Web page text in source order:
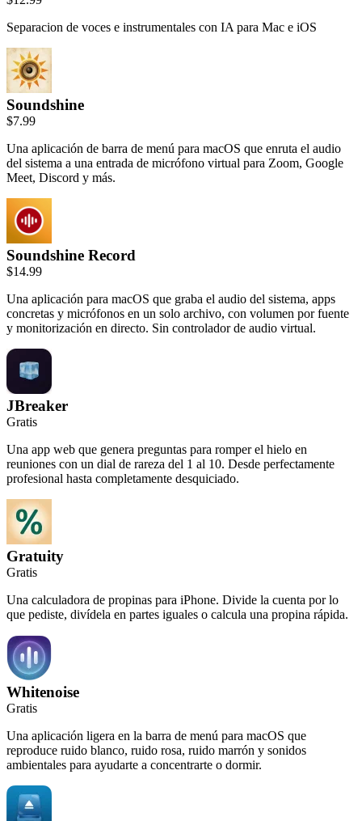
Separacion de voces e instrumentales con IA para Mac e iOS
Soundshine
$7.99
Una aplicación de barra de menú para macOS que enruta el audio
del sistema a una entrada de micrófono virtual para Zoom, Google
Meet, Discord y más.
Soundshine Record
$14.99
Una aplicación para macOS que graba el audio del sistema, apps
concretas y micrófonos en un solo archivo, con volumen por fuente
y monitorización en directo. Sin controlador de audio virtual.
JBreaker
Gratis
Una app web que genera preguntas para romper el hielo en
reuniones con un dial de rareza del 1 al 10. Desde perfectamente
profesional hasta completamente desquiciado.
Gratuity
Gratis
Una calculadora de propinas para iPhone. Divide la cuenta por lo
que pediste, divídela en partes iguales o calcula una propina rápida.
Whitenoise
Gratis
Una aplicación ligera en la barra de menú para macOS que
reproduce ruido blanco, ruido rosa, ruido marrón y sonidos
ambientales para ayudarte a concentrarte o dormir.